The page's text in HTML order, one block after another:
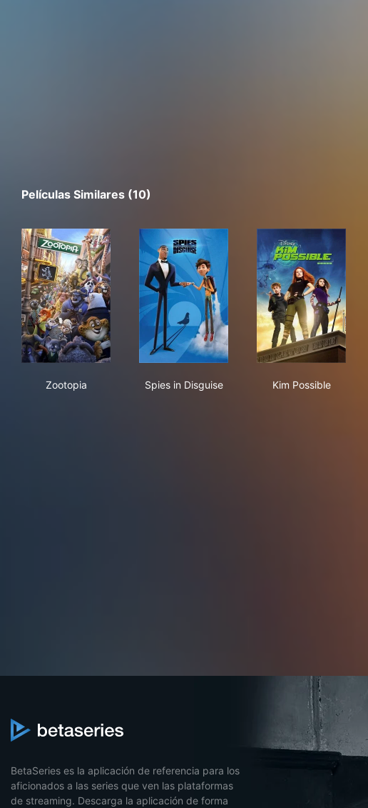
Películas Similares (10)
Zootopia
Spies in Disguise
Kim Possible
BetaSeries es la aplicación de referencia para los
aficionados a las series que ven las plataformas
de streaming. Descarga la aplicación de forma